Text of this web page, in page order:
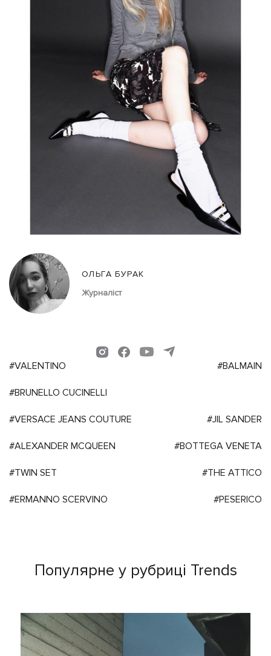
ОЛЬГА БУРАК
Журналіст
#VALENTINO #BALMAIN
#BRUNELLO CUCINELLI
#VERSACE JEANS COUTURE #JIL SANDER
#ALEXANDER MCQUEEN #BOTTEGA VENETA
#TWIN SET #THE ATTICO
#ERMANNO SCERVINO #PESERICO
Популярне у рубриці Trends